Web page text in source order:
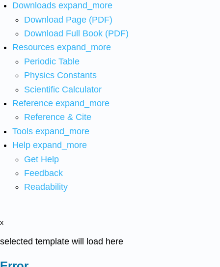
Downloads expand_more
Download Page (PDF)
Download Full Book (PDF)
Resources expand_more
Periodic Table
Physics Constants
Scientific Calculator
Reference expand_more
Reference & Cite
Tools expand_more
Help expand_more
Get Help
Feedback
Readability
x
selected template will load here